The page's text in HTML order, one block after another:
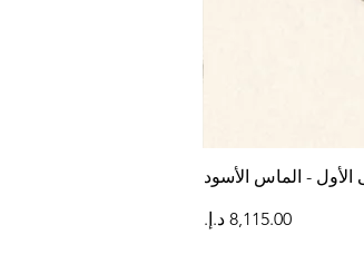
الأول - الماس الأسود
السعر